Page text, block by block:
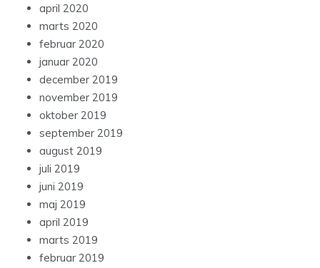
april 2020
marts 2020
februar 2020
januar 2020
december 2019
november 2019
oktober 2019
september 2019
august 2019
juli 2019
juni 2019
maj 2019
april 2019
marts 2019
februar 2019